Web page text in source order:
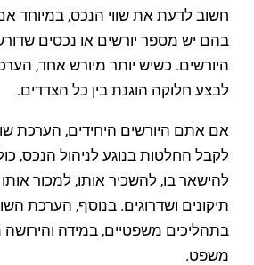
חשוב לדעת את שווי הנכס, במיוחד
בהם יש מספר יורשים או נכסים
היורשים. כשיש יותר מיורש אחד,
לבצע חלוקה הוגנת בין כל הצדדים.
אם אתם היורשים היחידים, הערכת
לקבל החלטות בנוגע לניהול הנכס,
להישאר בו, להשכיר אותו, למכור
תיקונים ושדרוגים. בנוסף, הערכת
בתהליכים משפטיים, במידה והירושה
משפט.